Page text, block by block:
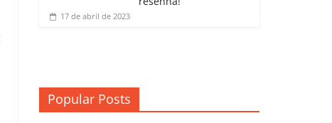
17 de abril de 2023
Popular Posts